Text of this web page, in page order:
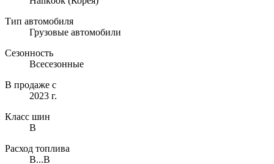
Тип автомобиля
Грузовые автомобили
Сезонность
Всесезонные
В продаже с
2023 г.
Класс шин
B
Расход топлива
B...B